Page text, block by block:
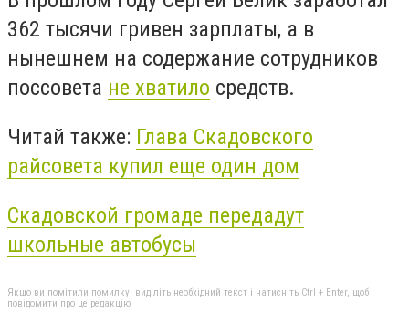
362 тысячи гривен зарплаты, а в
нынешнем на содержание сотрудников
поссовета не хватило средств.
Читай также: Глава Скадовского
райсовета купил еще один дом
Скадовской громаде передадут
школьные автобусы
Якщо ви помітили помилку, виділіть необхідний текст і натисніть Ctrl + Enter, щоб
повідомити про це редакцію